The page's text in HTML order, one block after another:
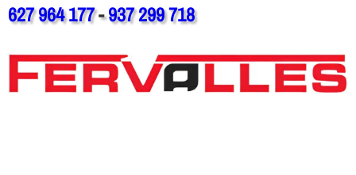
627 964 177-937 299 718